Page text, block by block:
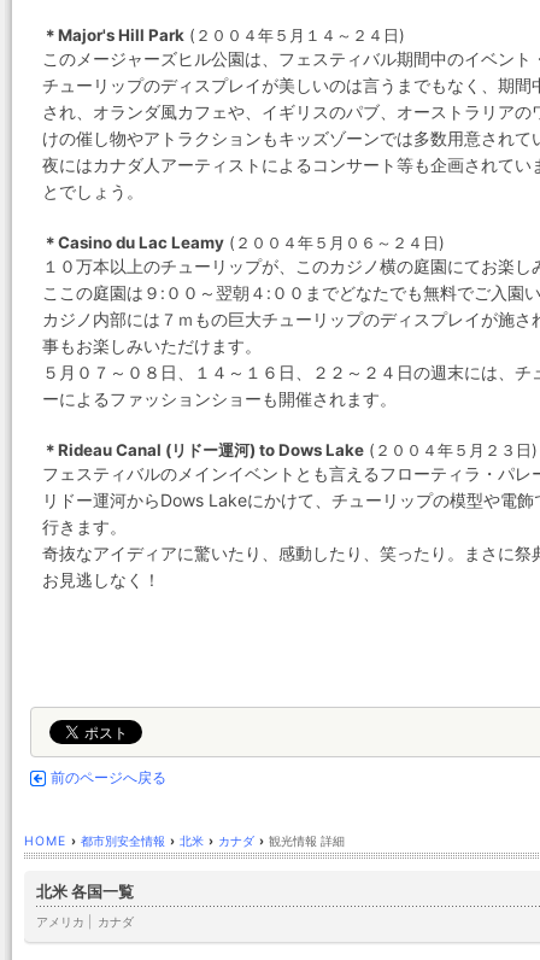
＊Major's Hill Park (２００４年５月１４～２４日)
このメージャーズヒル公園は、フェスティバル期間中のイベン
チューリップのディスプレイが美しいのは言うまでもなく、期
され、オランダ風カフェや、イギリスのパブ、オーストラリア
けの催し物やアトラクションもキッズゾーンでは多数用意され
夜にはカナダ人アーティストによるコンサート等も企画されて
とでしょう。
＊Casino du Lac Leamy (２００４年５月０６～２４日)
１０万本以上のチューリップが、このカジノ横の庭園にてお楽し
ここの庭園は９:００～翌朝４:００までどなたでも無料でご入園
カジノ内部には７ｍもの巨大チューリップのディスプレイが施
事もお楽しみいただけます。
５月０７～０８日、１４～１６日、２２～２４日の週末には、
ーによるファッションショーも開催されます。
＊Rideau Canal (リドー運河) to Dows Lake (２００４年５月２３日)
フェスティバルのメインイベントとも言えるフローティラ・パ
リドー運河からDows Lakeにかけて、チューリップの模型や電
行きます。
奇抜なアイディアに驚いたり、感動したり、笑ったり。まさに
お見逃しなく！
前のページへ戻る
HOME › 都市別安全情報 › 北米 › カナダ › 観光情報 詳細
北米 各国一覧
アメリカ カナダ